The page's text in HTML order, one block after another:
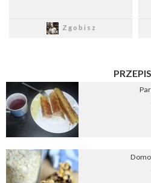
Zgobisz
Zapisz